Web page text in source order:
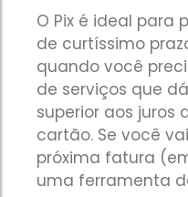
O Pix é ideal para
de curtíssimo
quando você
de serviços que
superior aos juros
cartão. Se você
próxima fatura
uma ferramenta